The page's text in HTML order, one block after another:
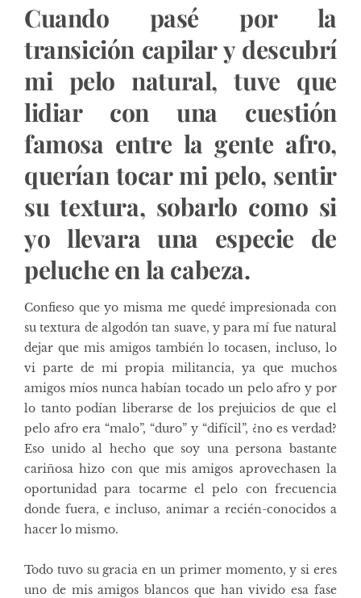
Cuando pasé por la
transición capilar y descubrí
mi pelo natural, tuve que
lidiar con una cuestión
famosa entre la gente afro,
querían tocar mi pelo, sentir
su textura, sobarlo como si
yo llevara una especie de
peluche en la cabeza.
Confieso que yo misma me quedé impresionada con
su textura de algodón tan suave, y para mí fue natural
dejar que mis amigos también lo tocasen, incluso, lo
vi parte de mi propia militancia, ya que muchos
amigos míos nunca habían tocado un pelo afro y por
lo tanto podían liberarse de los prejuicios de que el
pelo afro era “malo”, “duro” y “difícil”, ¿no es verdad?
Eso unido al hecho que soy una persona bastante
cariñosa hizo con que mis amigos aprovechasen la
oportunidad para tocarme el pelo con frecuencia
donde fuera, e incluso, animar a recién-conocidos a
hacer lo mismo.
Todo tuvo su gracia en un primer momento, y si eres
uno de mis amigos blancos que han vivido esa fase